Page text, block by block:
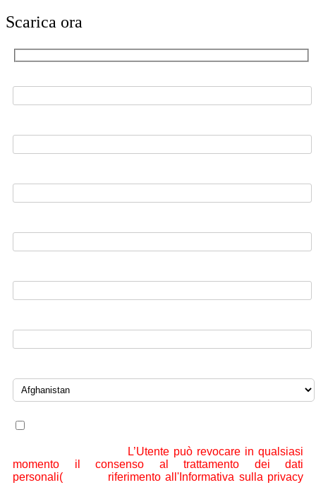
Scarica ora
L’Utente può revocare in qualsiasi
momento il consenso al trattamento dei dati
personali(
riferimento all'Informativa sulla privacy